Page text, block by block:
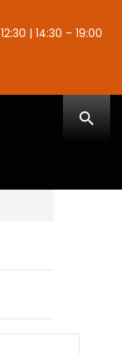
| 14:30 – 19:00